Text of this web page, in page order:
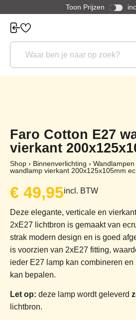
Toon Prijzen
Faro Cotton E27
vierkant
Shop › Binnenverlichting › Wandlampen
wandlamp vierkant 200x125x105mm
€ 49,95incl. BTW
Deze elegante, verticale en
2xE27 lichtbron is gemaakt van
strak modern design en is goed
is voorzien van 2xE27 fitting,
ieder E27 lamp kan combineren
kan bepalen.
Let op: deze lamp wordt geleverd
lichtbron.